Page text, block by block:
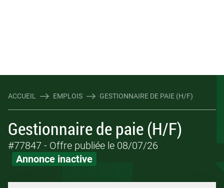
ACCUEIL EMPLOIS GESTIONNAIRE DE PAIE (H/F)
Gestionnaire de paie (H/F)
#77847 - Offre publiée le 08/07/26
Annonce inactive